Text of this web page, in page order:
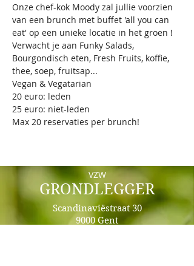
Onze chef-kok Moody zal jullie voorzien
van een brunch met buffet 'all you can
eat' op een unieke locatie in het groen !
Verwacht je aan Funky Salads,
Bourgondisch eten, Fresh Fruits, koffie,
thee, soep, fruitsap...
Vegan & Vegatarian
20 euro: leden
25 euro: niet-leden
Max 20 reservaties per brunch!
VZW
GRONDLEGGER
Scandinaviëstraat 30
9000 Gent